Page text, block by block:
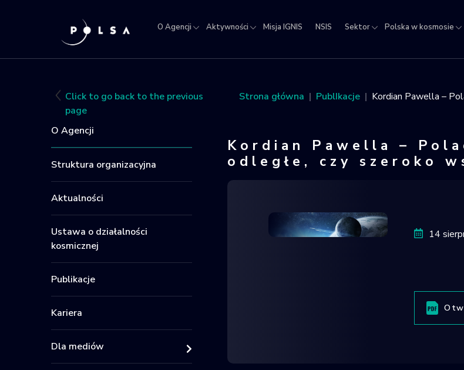
O Agencji Aktywności Misja IGNIS NSIS Sektor Polska w kosmosie
Kosmicznych
Click to go back to the previous
page
O Agencji
Struktura organizacyjna
Aktualności
Ustawa o działalności
kosmicznej
Publikacje
Kariera
Dla mediów
Strona główna PublIkacje Kordian Pawella –
Kordian Pawella –
odległe, czy szeroko
14